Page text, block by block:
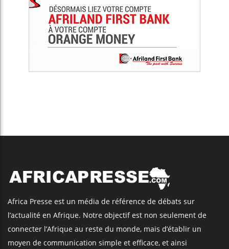
Africa Presse est un média de référence de débats sur
l’actualité en Afrique. Notre objectif est non seulement de
connecter l’Afrique au reste du monde, mais d’établir un
moyen de communication simple et efficace, et ainsi